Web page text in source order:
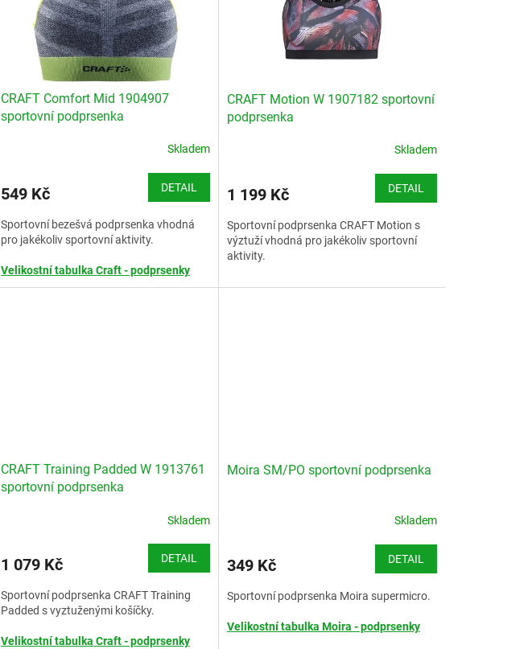
CRAFT Comfort Mid 1904907
sportovní podprsenka
Skladem
549 Kč DETAIL
Sportovní bezešvá podprsenka vhodná
pro jakékoliv sportovní aktivity.
Velikostní tabulka Craft - podprsenky
CRAFT Motion W 1907182 sportovní
podprsenka
Skladem
1 199 Kč DETAIL
Sportovní podprsenka CRAFT Motion s
výztuží vhodná pro jakékoliv sportovní
aktivity.
Velikostní tabulka Craft - podprsenky
CRAFT Training Padded W 1913761
sportovní podprsenka
Skladem
1 079 Kč DETAIL
Sportovní podprsenka CRAFT Training
Padded s vyztuženými košíčky.
Velikostní tabulka Craft - podprsenky
Moira SM/PO sportovní podprsenka
Skladem
349 Kč DETAIL
Sportovní podprsenka Moira supermicro.
Velikostní tabulka Moira - podprsenky